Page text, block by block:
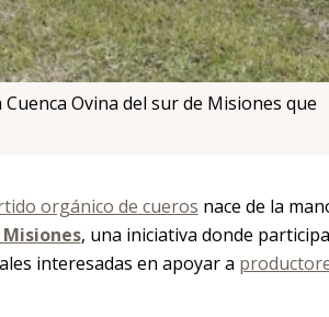
Ovina del sur de Misiones que
orgánico de cueros nace de la
, una iniciativa donde
interesadas en apoyar a